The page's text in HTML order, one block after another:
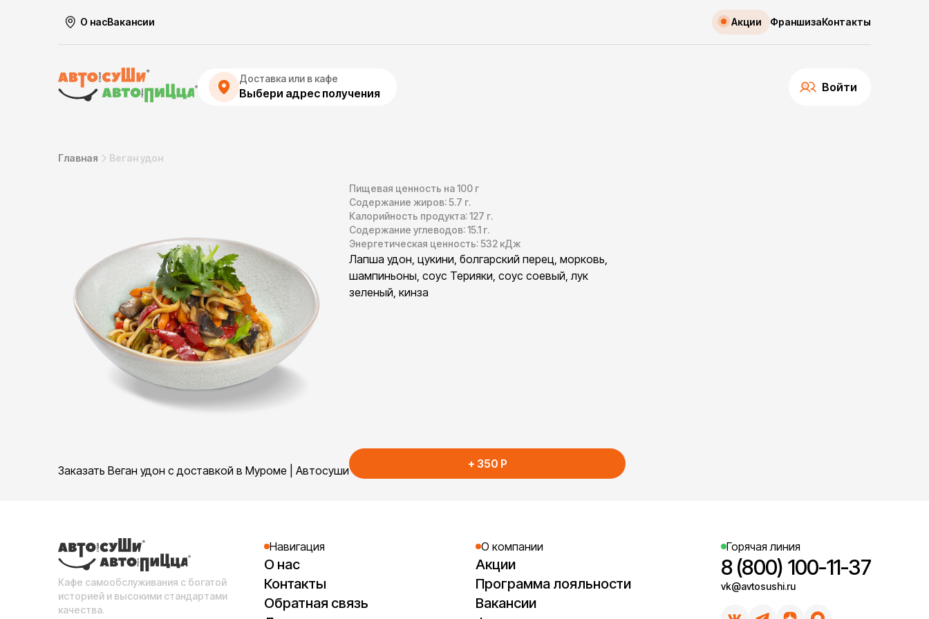
О насВакансии Акции ФраншизаКонтакты
Доставка или в кафе
Выбери адрес получения Войти
Главная Веган удон
Заказать Веган удон с доставкой в Муроме | Автосуши
Пищевая ценность на 100 г
Содержание жиров:5.7 г.
Калорийность продукта:127 г.
Содержание углеводов:15.1 г.
Энергетическая ценность:532 кДж
Лапша удон, цукини, болгарский перец, морковь,
шампиньоны, соус Терияки, соус соевый, лук
зеленый, кинза
+ 350 P
Кафе самообслуживания с богатой
историей и высокими стандартами
качества.
Навигация
О нас
Контакты
Обратная связь
О компании
Акции
Программа лояльности
Вакансии
Горячая линия
8 (800) 100-11-37
vk@avtosushi.ru